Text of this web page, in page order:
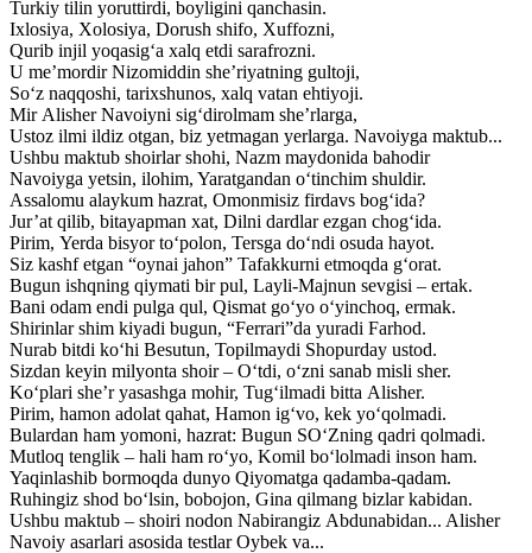
Turkiy tilin yoruttirdi, boyligini qanchasin.
Ixlosiya, Xolosiya, Dorush shifo, Xuffozni,
Qurib injil yoqasig‘a xalq etdi sarafrozni.
U me’mordir Nizomiddin she’riyatning gultoji,
So‘z naqqoshi, tarixshunos, xalq vatan ehtiyoji.
Mir Alisher Navoiyni sig‘dirolmam she’rlarga,
Ustoz ilmi ildiz otgan, biz yetmagan yerlarga. Navoiyga maktub...
Ushbu maktub shoirlar shohi, Nazm maydonida bahodir
Navoiyga yetsin, ilohim, Yaratgandan o‘tinchim shuldir.
Assalomu alaykum hazrat, Omonmisiz firdavs bog‘ida?
Jur’at qilib, bitayapman xat, Dilni dardlar ezgan chog‘ida.
Pirim, Yerda bisyor to‘polon, Tersga do‘ndi osuda hayot.
Siz kashf etgan “oynai jahon” Tafakkurni etmoqda g‘orat.
Bugun ishqning qiymati bir pul, Layli-Majnun sevgisi – ertak.
Bani odam endi pulga qul, Qismat go‘yo o‘yinchoq, ermak.
Shirinlar shim kiyadi bugun, “Ferrari”da yuradi Farhod.
Nurab bitdi ko‘hi Besutun, Topilmaydi Shopurday ustod.
Sizdan keyin milyonta shoir – O‘tdi, o‘zni sanab misli sher.
Ko‘plari she’r yasashga mohir, Tug‘ilmadi bitta Alisher.
Pirim, hamon adolat qahat, Hamon ig‘vo, kek yo‘qolmadi.
Bulardan ham yomoni, hazrat: Bugun SO‘Zning qadri qolmadi.
Mutloq tenglik – hali ham ro‘yo, Komil bo‘lolmadi inson ham.
Yaqinlashib bormoqda dunyo Qiyomatga qadamba-qadam.
Ruhingiz shod bo‘lsin, bobojon, Gina qilmang bizlar kabidan.
Ushbu maktub – shoiri nodon Nabirangiz Abdunabidan... Alisher
Navoiy asarlari asosida testlar Oybek va...